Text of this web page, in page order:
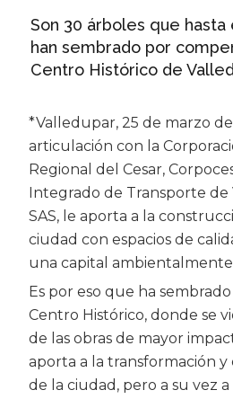
Son 30 árboles que
han sembrado por
Centro Histórico de
*Valledupar, 25 de marzo de
articulación con la
Regional del Cesar,
Integrado de Transporte de
SAS, le aporta a la
ciudad con espacios de
una capital
Es por eso que ha
Centro Histórico, donde se
de las obras de mayor
aporta a la transformación
de la ciudad, pero a su vez a